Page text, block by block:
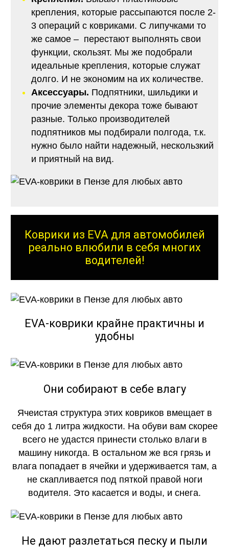
крепления, которые рассыпаются после 2-
3 операций с ковриками. С липучками то
же самое – перестают выполнять свои
функции, скользят. Мы же подобрали
идеальные крепления, которые служат
долго. И не экономим на их количестве.
Аксессуары. Подпятники, шильдики и
прочие элементы декора тоже бывают
разные. Только производителей
подпятников мы подбирали полгода, т.к.
нужно было найти надежный, нескользкий
и приятный на вид.
Коврики из EVA для автомобилей
реально влюбили в себя многих
водителей!
EVA-коврики крайне практичны и
удобны
Они собирают в себе влагу
Ячеистая структура этих ковриков вмещает в
себя до 1 литра жидкости. На обуви вам скорее
всего не удастся принести столько влаги в
машину никогда. В остальном же вся грязь и
влага попадает в ячейки и удерживается там, а
не скапливается под пяткой правой ноги
водителя. Это касается и воды, и снега.
Не дают разлетаться песку и пыли